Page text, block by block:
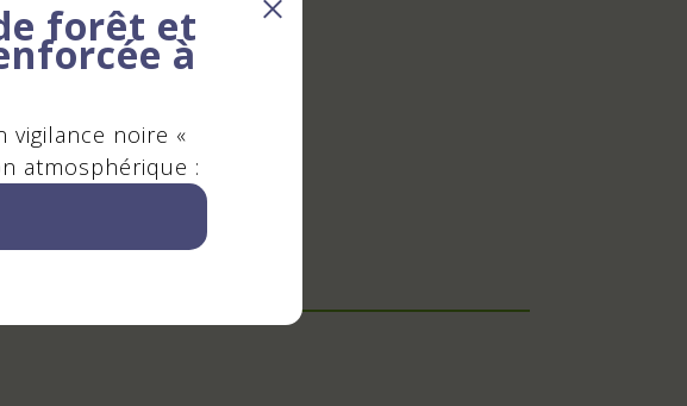
forêt et
à
vigilance noire «
atmosphérique :